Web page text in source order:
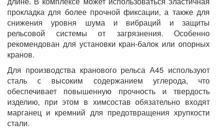
прокладка для более прочной фиксации, а также для
снижения уровня шума и вибраций и защиты
рельсовой системы от загрязнения. Особенно
рекомендован для установки кран-балок или опорных
кранов.
Для производства кранового рельса А45 используют
сталь с высоким содержанием углерода, что
обеспечивает повышенную прочность и твердость
изделию, при этом в химсостав обязательно входят
марганец и кремний для предотвращения хрупкости
стали.